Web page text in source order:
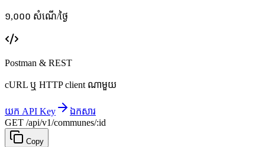
១,០០០ សំណើ/ថ្ងៃ
Postman & REST
cURL ឬ HTTP client ណាមួយ
យក API Key
ឯកសារ
GET /api/v1/communes/:id
Copy